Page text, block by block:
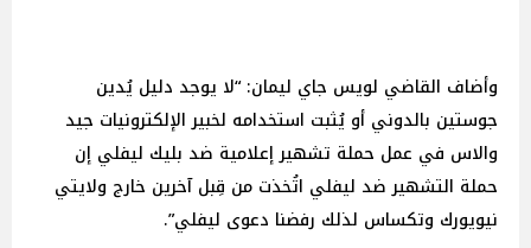
وأضاف القاضي لويس جاي ليمان: “لا يوجد دليل يُدين
جوستين بالدوني أو يُثبت استخدامه لخبير الإلكترونيات جيد
والاس في عمل حملة تشهير إعلامية ضد بليك ليفلي إن
حملة التشهير ضد ليفلي اتُخذت من قِبل آخرين خارج ولايتي
نيويورك وتكساس لذلك رفضنا دعوى ليفلي”.